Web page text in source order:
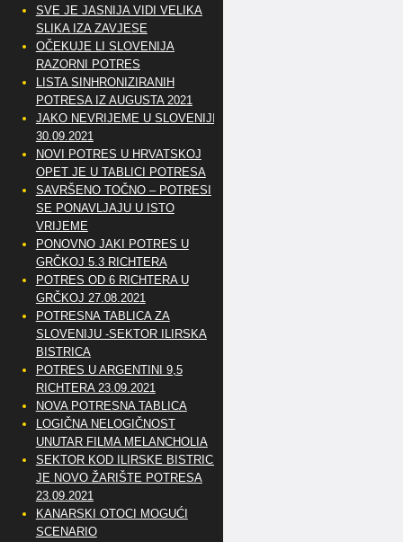
SVE JE JASNIJA VIDI VELIKA
SLIKA IZA ZAVJESE
OČEKUJE LI SLOVENIJA
RAZORNI POTRES
LISTA SINHRONIZIRANIH
POTRESA IZ AUGUSTA 2021
JAKO NEVRIJEME U SLOVENIJI
30.09.2021
NOVI POTRES U HRVATSKOJ
OPET JE U TABLICI POTRESA
SAVRŠENO TOČNO – POTRESI
SE PONAVLJAJU U ISTO
VRIJEME
PONOVNO JAKI POTRES U
GRČKOJ 5.3 RICHTERA
POTRES OD 6 RICHTERA U
GRČKOJ 27.08.2021
POTRESNA TABLICA ZA
SLOVENIJU -SEKTOR ILIRSKA
BISTRICA
POTRES U ARGENTINI 9,5
RICHTERA 23.09.2021
NOVA POTRESNA TABLICA
LOGIČNA NELOGIČNOST
UNUTAR FILMA MELANCHOLIA
SEKTOR KOD ILIRSKE BISTRICE
JE NOVO ŽARIŠTE POTRESA
23.09.2021
KANARSKI OTOCI MOGUĆI
SCENARIO